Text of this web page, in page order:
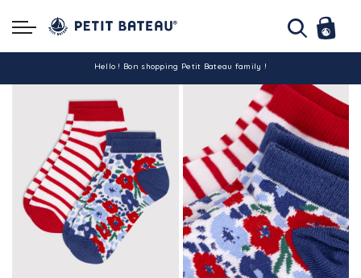
Hello ! Bon shopping Petit Bateau family !
La livraison est assurée partout en Tunisie !
-10% pour tout paiement par carte bancaire (hors promo)